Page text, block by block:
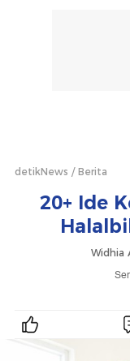
detikNews Berita
20+ Ide
Widhia